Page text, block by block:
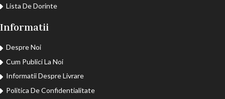
Lista De Dorinte
Informatii
Despre Noi
Cum Publici La Noi
Informatii Despre Livrare
Politica De Confidentialitate